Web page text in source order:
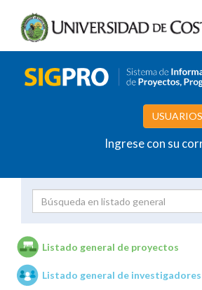
Ingrese con su
Unidades de investigación
Listado general de proyectos
Listado general de investigadores